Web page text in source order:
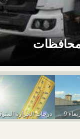
حالة الطقس اليوم الأربعاء 9-3-2022